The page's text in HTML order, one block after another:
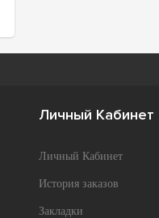
Личный Кабинет
Личный Кабинет
История заказов
Закладки